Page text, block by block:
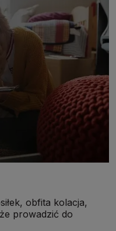
obfita kolacja,
prowadzić do